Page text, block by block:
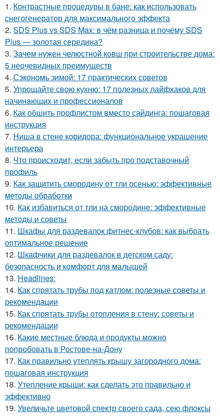
1. Контрастные процедуры в бане: как использовать
снегогенератор для максимального эффекта
2. SDS Plus vs SDS Max: в чём разница и почему SDS
Plus — золотая середина?
3. Зачем нужен челюстной ковш при строительстве дома:
5 неочевидных преимуществ
4. Сэкономь зимой: 17 практических советов
5. Упрощайте свою кухню: 17 полезных лайфхаков для
начинающих и профессионалов
6. Как обшить профлистом вместо сайдинга: пошаговая
инструкция
7. Ниша в стене коридора: функциональное украшение
интерьера
8. Что происходит, если забыть про подставочный
профиль
9. Как защитить смородину от тли осенью: эффективные
методы обработки
10. Как избавиться от тли на смородине: эффективные
методы и советы
11. Шкафы для раздевалок фитнес-клубов: как выбрать
оптимальное решение
12. Шкафчики для раздевалок в детском саду:
безопасность и комфорт для малышей
13. Headlines:
14. Как спрятать трубы под катлом: полезные советы и
рекомендации
15. Как спрятать трубы отопления в стену: советы и
рекомендации
16. Какие местные блюда и продукты можно
попробовать в Ростове-на-Дону
17. Как правильно утеплять крышу загородного дома:
пошаговая инструкция
18. Утепление крыши: как сделать это правильно и
эффективно
19. Увеличьте цветовой спектр своего сада, сею флоксы